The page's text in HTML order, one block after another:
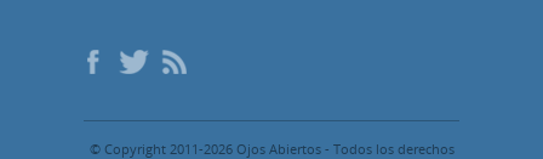
© Copyright 2011-2026 Ojos Abiertos - Todos los derechos